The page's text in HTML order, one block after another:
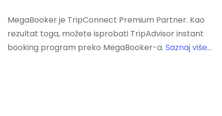
MegaBooker je TripConnect Premium Partner. Kao
rezultat toga, možete isprobati TripAdvisor instant
booking program preko MegaBooker-a. Saznaj više…